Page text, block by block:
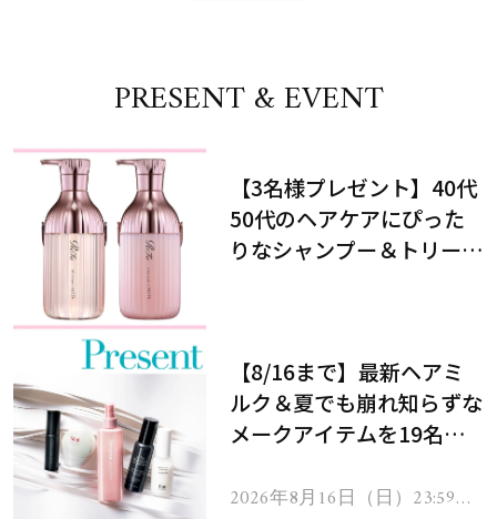
PRESENT & EVENT
【3名様プレゼント】40代
50代のヘアケアにぴった
りなシャンプー＆トリート
【8/16まで】最新ヘアミ
ルク＆夏でも崩れ知らずな
メークアイテムを19名様
2026年8月16日（日）23:59ま